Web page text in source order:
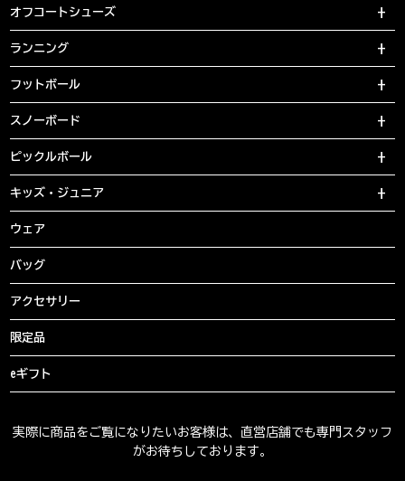
オフコートシューズ
ランニング
フットボール
スノーボード
ピックルボール
キッズ・ジュニア
ウェア
バッグ
アクセサリー
限定品
eギフト
実際に商品をご覧になりたいお客様は、直営店舗でも専門スタッフ
がお待ちしております。